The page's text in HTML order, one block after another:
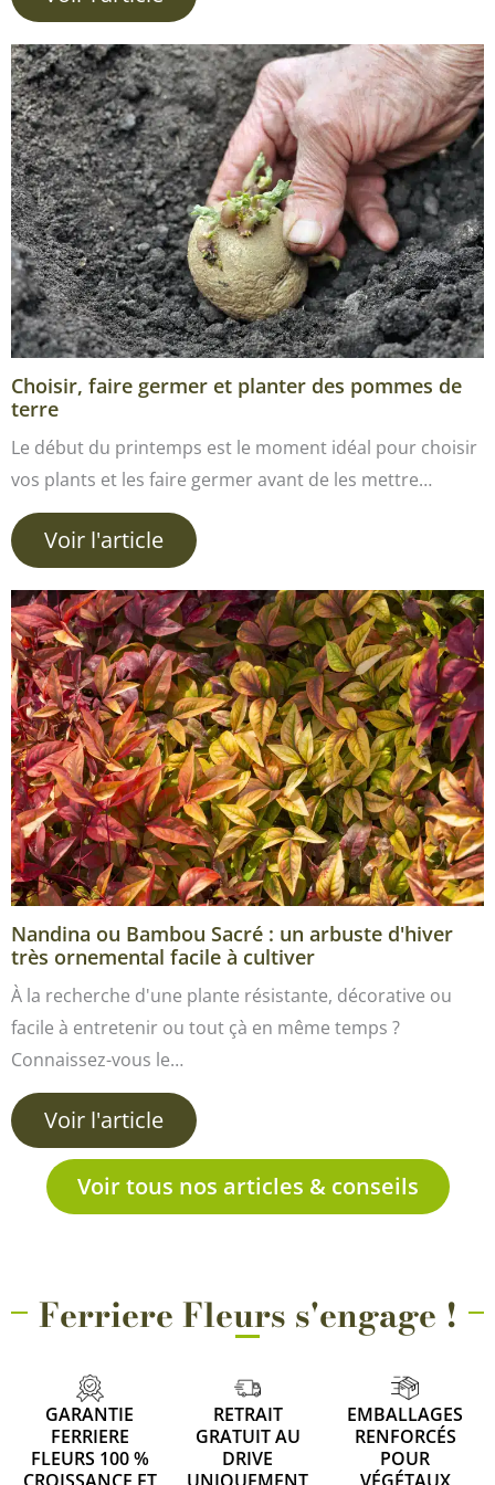
Choisir, faire germer et planter des pommes de
terre
Le début du printemps est le moment idéal pour choisir
vos plants et les faire germer avant de les mettre…
Voir l'article
Nandina ou Bambou Sacré : un arbuste d'hiver
très ornemental facile à cultiver
À la recherche d'une plante résistante, décorative ou
facile à entretenir ou tout çà en même temps ?
Connaissez-vous le…
Voir l'article
Voir tous nos articles & conseils
Ferriere Fleurs s'engage !
GARANTIE
FERRIERE
FLEURS 100 %
RETRAIT
GRATUIT AU
DRIVE
EMBALLAGES
RENFORCÉS
POUR